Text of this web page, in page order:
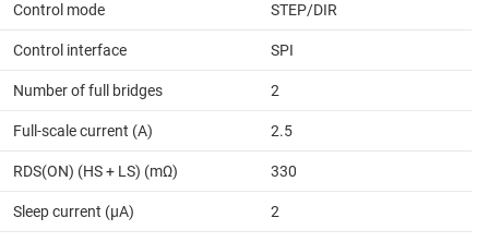
Control mode STEP/DIR
Control interface SPI
Number of full bridges 2
Full-scale current (A) 2.5
RDS(ON) (HS + LS) (mΩ) 330
Sleep current (µA) 2